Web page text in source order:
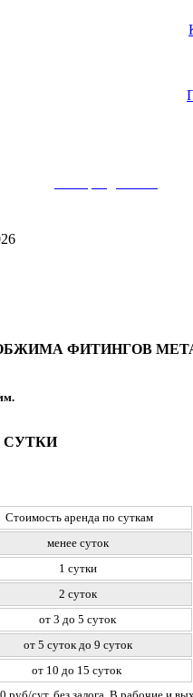
ФИТИНГОВ
СУТКИ
Стоимость аренда по суткам
менее суток
1 сутки
2 суток
от 3 до 5 суток
от 5 суток до 9 суток
от 10 до 15 суток